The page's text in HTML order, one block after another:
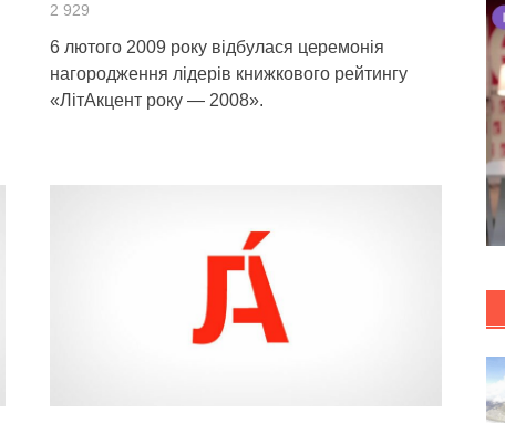
2 929
6 лютого 2009 року відбулася церемонія
нагородження лідерів книжкового рейтингу
«ЛітАкцент року — 2008».